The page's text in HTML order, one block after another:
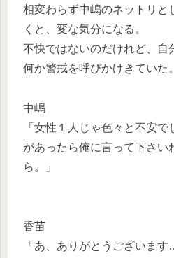
相変わらず中嶋のネットリと
くと、変な気分になる。
不快ではないのだけれど、自
何か警戒を呼びかけきていた。
中嶋
「女性１人じゃ色々と不安
があったら俺に言って下さい
ら。」
香苗
「あ、ありがとうございま